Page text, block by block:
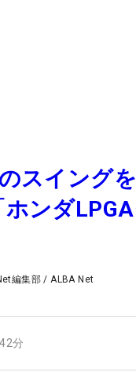
スイング
ンダ
編集部 /ALBA Net
分